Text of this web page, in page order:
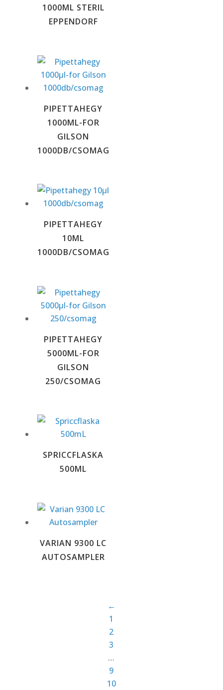
1000ΜL STERIL
EPPENDORF
PIPETTAHEGY
1000ΜL-FOR
GILSON
1000DB/CSOMAG
PIPETTAHEGY
10ΜL
1000DB/CSOMAG
PIPETTAHEGY
5000ΜL-FOR
GILSON
250/CSOMAG
SPRICCFLASKA
500ML
VARIAN 9300 LC
AUTOSAMPLER
←
1
2
3
…
9
10